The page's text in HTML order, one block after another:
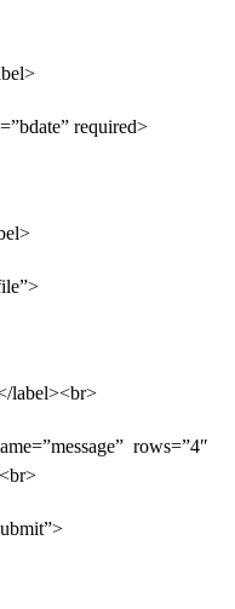
required>
label><br>
rows=”4″